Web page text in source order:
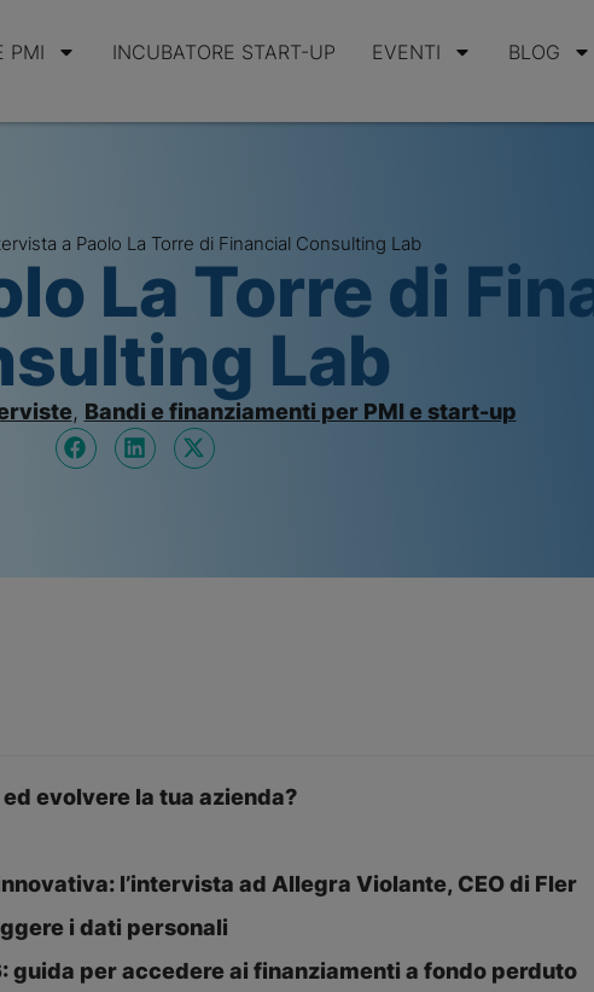
PMI INCUBATORE START-UP EVENTI BLOG
a Paolo La Torre di Financial Consulting Lab
La Torre di
Lab
, Bandi e finanziamenti per PMI e start-up
evolvere la tua azienda?
l’intervista ad Allegra Violante, CEO di Fler
i dati personali
guida per accedere ai finanziamenti a fondo perduto